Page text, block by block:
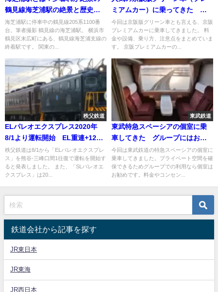
鶴見線海芝浦駅の絶景と歴史に
ついて解説
海芝浦駅に停車中の鶴見線205系1100番
台。筆者撮影 鶴見線の海芝浦駅。 横浜市
鶴見区末広町にある、鶴見線海芝浦支線の
終着駅です。 関東の...
ミアムカー）に乗ってきた 料
金、設備、乗り方と注意点
今回は京阪版グリーン車とも言える、京阪
プレミアムカーに乗車してきました。 料
金や設備、乗り方、注意点をまとめていま
す。 京阪プレミアムカーの...
秩父鉄道
ELパレオエクスプレス2020年
8/1より運転開始 EL重連+12系
客車全車自由席で運転 秩父鉄
道発表
秩父鉄道は8/1から「ELパレオエクスプレ
ス」を熊谷-三峰口間1往復で運転を開始す
ると発表しました。 また、「SLパレオエ
クスプレス」は20...
東武鉄道
東武特急スペーシアの個室に乗
車してきた グループにはおす
すめ 料金・コンセントなども
紹介
今回は東武鉄道の特急スペーシアの個室に
乗車してきました。プライベート空間を確
保できるためグループでの利用なら個室は
お勧めです。料金やコンセン...
鉄道会社から記事を探す
JR東日本
JR東海
JR西日本